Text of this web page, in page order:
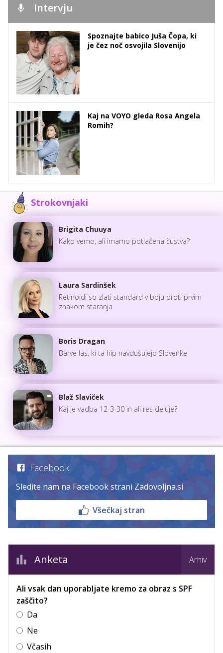
Intervju
Spoznajte babico Juša Čopa, ki
je čez noč osvojila Slovenijo
Kaj na VOYO gleda Rosa Angela
Romih?
Strokovnjaki
Brigita Chuuya
Kako vemo, ali imamo potlačena čustva?
Laura Sardinšek
Retinoidi so zlati standard v boju proti prvim
znakom staranja
Boris Dragan
Barve las, ki ta hip navdušujejo Slovenke
Blaž Slaviček
Kaj je vadba 12-3-30 in ali res deluje?
Facebook
Sledite nam na Facebook strani Zadovoljna.si
Všečkaj stran
Anketa Arhiv
Ali vsak dan uporabljate kremo za obraz s SPF
zaščito?
Da
Ne
Včasih